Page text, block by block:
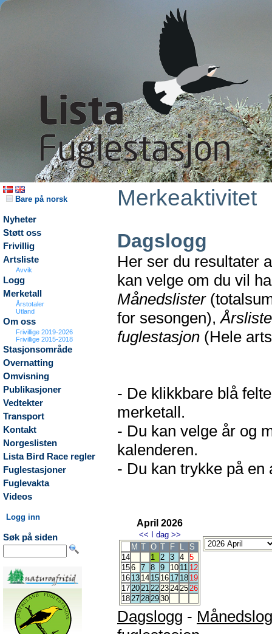
Bare på norsk
Nyheter
Støtt oss
Frivillig
Artsliste
Avvik
Logg
Merketall
Årstotaler
Utland
Om oss
Frivillige 2019-2026
Frivillige 2015-2018
Stasjonsområde
Overnatting
Omvisning
Publikasjoner
Vedtekter
Transport
Kontakt
Norgeslisten
Lista Bird Race regler
Fuglestasjoner
Fuglevakta
Videos
Logg inn
Søk på siden
Merkeaktivitet
Dagslogg
Her ser du resultater
kan velge om du vil
Månedslister
for sesongen),
fuglestasjon (Hele
- De klikkbare blå
merketall.
- Du kan velge år og
kalenderen.
- Du kan trykke på en
April 2026
<< I dag >>
M T O T F L
S
14
1 2 3 4 5
156 7 8 9 10 11 12
16 13 14 15 16 17 18 19
1720212223242526
1827282930
Dagslogg -